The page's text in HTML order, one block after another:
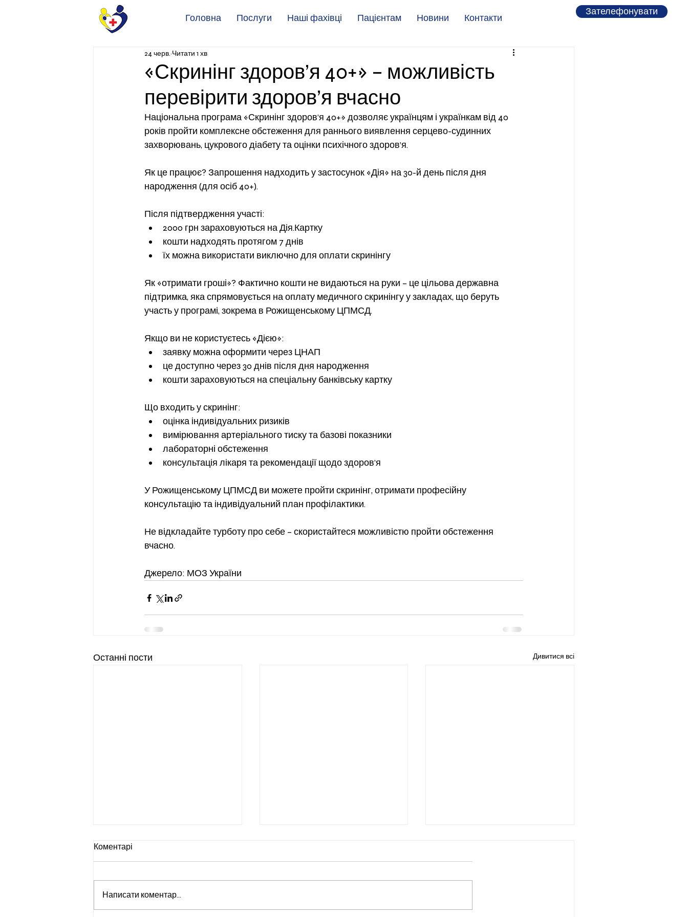
Зателефонувати
Головна Послуги Наші фахівці Пацієнтам Новини Контакти
«Скринінг здоров’я 40+» – можливість
перевірити здоров’я вчасно
24 черв. Читати 1 хв
Національна програма «Скринінг здоров’я 40+» дозволяє українцям і українкам від 40
років пройти комплексне обстеження для раннього виявлення серцево-судинних
захворювань, цукрового діабету та оцінки психічного здоров’я.
Як це працює? Запрошення надходить у застосунок «Дія» на 30-й день після дня
народження (для осіб 40+).
Після підтвердження участі:
2000 грн зараховуються на Дія.Картку
кошти надходять протягом 7 днів
їх можна використати виключно для оплати скринінгу
Як «отримати гроші»? Фактично кошти не видаються на руки – це цільова державна
підтримка, яка спрямовується на оплату медичного скринінгу у закладах, що беруть
участь у програмі, зокрема в Рожищенському ЦПМСД.
Якщо ви не користуєтесь «Дією»:
заявку можна оформити через ЦНАП
це доступно через 30 днів після дня народження
кошти зараховуються на спеціальну банківську картку
Що входить у скринінг:
оцінка індивідуальних ризиків
вимірювання артеріального тиску та базові показники
лабораторні обстеження
консультація лікаря та рекомендації щодо здоров’я
У Рожищенському ЦПМСД ви можете пройти скринінг, отримати професійну
консультацію та індивідуальний план профілактики.
Не відкладайте турботу про себе – скористайтеся можливістю пройти обстеження
вчасно.
Джерело: МОЗ України
Останні пости Дивитися всі
Коментарі
Написати коментар...